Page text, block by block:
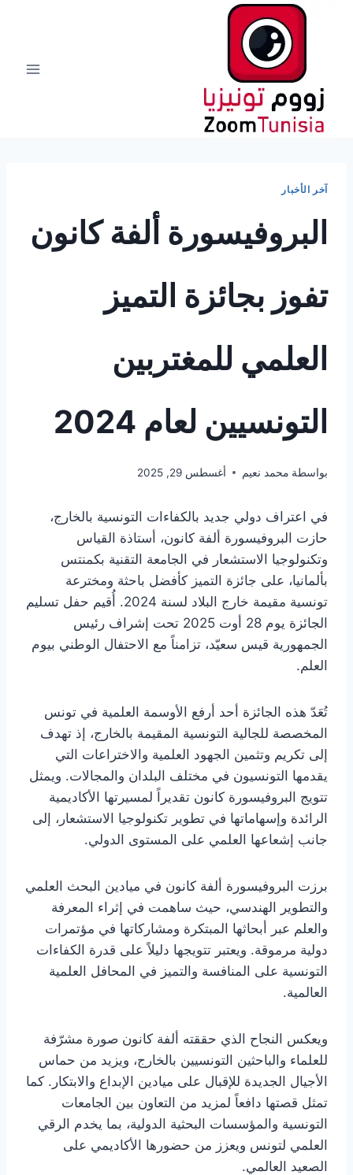
آخر الأخبار
البروفيسورة ألفة كانون
تفوز بجائزة التميز
العلمي للمغتربين
التونسيين لعام 2024
بواسطة محمد نعيم أغسطس 29, 2025
في اعتراف دولي جديد بالكفاءات التونسية بالخارج،
حازت البروفيسورة ألفة كانون، أستاذة القياس
وتكنولوجيا الاستشعار في الجامعة التقنية بكمنتس
بألمانيا، على جائزة التميز كأفضل باحثة ومخترعة
تونسية مقيمة خارج البلاد لسنة 2024. أُقيم حفل تسليم
الجائزة يوم 28 أوت 2025 تحت إشراف رئيس
الجمهورية قيس سعيّد، تزامناً مع الاحتفال الوطني بيوم
العلم.
تُعَدّ هذه الجائزة أحد أرفع الأوسمة العلمية في تونس
المخصصة للجالية التونسية المقيمة بالخارج، إذ تهدف
إلى تكريم وتثمين الجهود العلمية والاختراعات التي
يقدمها التونسيون في مختلف البلدان والمجالات. ويمثل
تتويج البروفيسورة كانون تقديراً لمسيرتها الأكاديمية
الرائدة وإسهاماتها في تطوير تكنولوجيا الاستشعار، إلى
جانب إشعاعها العلمي على المستوى الدولي.
برزت البروفيسورة ألفة كانون في ميادين البحث العلمي
والتطوير الهندسي، حيث ساهمت في إثراء المعرفة
والعلم عبر أبحاثها المبتكرة ومشاركاتها في مؤتمرات
دولية مرموقة. ويعتبر تتويجها دليلاً على قدرة الكفاءات
التونسية على المنافسة والتميز في المحافل العلمية
العالمية.
ويعكس النجاح الذي حققته ألفة كانون صورة مشرّفة
للعلماء والباحثين التونسيين بالخارج، ويزيد من حماس
الأجيال الجديدة للإقبال على ميادين الإبداع والابتكار. كما
تمثل قصتها دافعاً لمزيد من التعاون بين الجامعات
التونسية والمؤسسات البحثية الدولية، بما يخدم الرقي
العلمي لتونس ويعزز من حضورها الأكاديمي على
الصعيد العالمي.